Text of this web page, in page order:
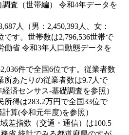
調査（世帯編） 令和4年データを
人（男：2,450,393人、女：
です。世帯数は2,796,536世帯で
働省 令和3年人口動態データを
件で全国6位です。従業者数
所あたりの従業者数は9.7人で
済センサス‐基礎調査を参照）
所得は283.2万円で全国33位で
算(令和元年度)を参照）
差指数（交通・通信）は100.5